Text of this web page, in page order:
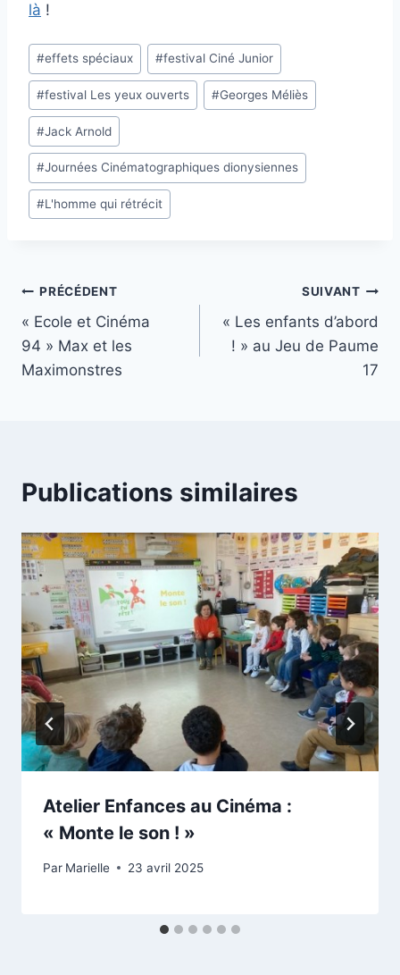
là !
Étiquettes
de
la
publication :
#effets spéciaux #festival Ciné Junior
#festival Les yeux ouverts #Georges Méliès
#Jack Arnold
#Journées Cinématographiques dionysiennes
#L'homme qui rétrécit
Navigation
de
l’article
PRÉCÉDENT
« Ecole et Cinéma
94 » Max et les
Maximonstres
SUIVANT
« Les enfants d’abord
! » au Jeu de Paume
17
Publications similaires
Atelier Enfances au Cinéma :
« Monte le son ! »
Par Marielle 23 avril 2025